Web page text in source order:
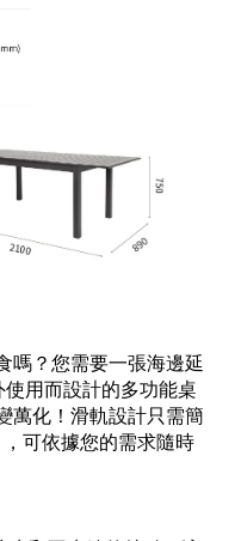
嗎？您需要一張海邊延
用而設計的多功能桌
萬化！滑軌設計只需簡
可依據您的需求隨時